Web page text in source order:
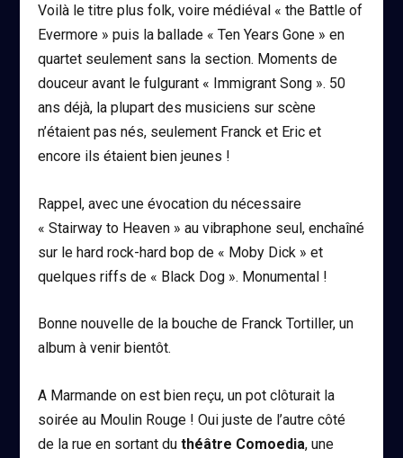
Voilà le titre plus folk, voire médiéval « the Battle of
Evermore » puis la ballade « Ten Years Gone » en
quartet seulement sans la section. Moments de
douceur avant le fulgurant « Immigrant Song ». 50
ans déjà, la plupart des musiciens sur scène
n’étaient pas nés, seulement Franck et Eric et
encore ils étaient bien jeunes !
Rappel, avec une évocation du nécessaire
« Stairway to Heaven » au vibraphone seul, enchaîné
sur le hard rock-hard bop de « Moby Dick » et
quelques riffs de « Black Dog ». Monumental !
Bonne nouvelle de la bouche de Franck Tortiller, un
album à venir bientôt.
A Marmande on est bien reçu, un pot clôturait la
soirée au Moulin Rouge ! Oui juste de l’autre côté
de la rue en sortant duthéâtre Comoedia, une